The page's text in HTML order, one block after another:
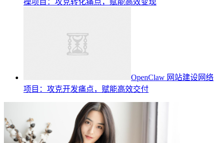
操项目：攻克转化痛点，赋能高效变现
OpenClaw 网站建设网络
项目：攻克开发痛点，赋能高效交付